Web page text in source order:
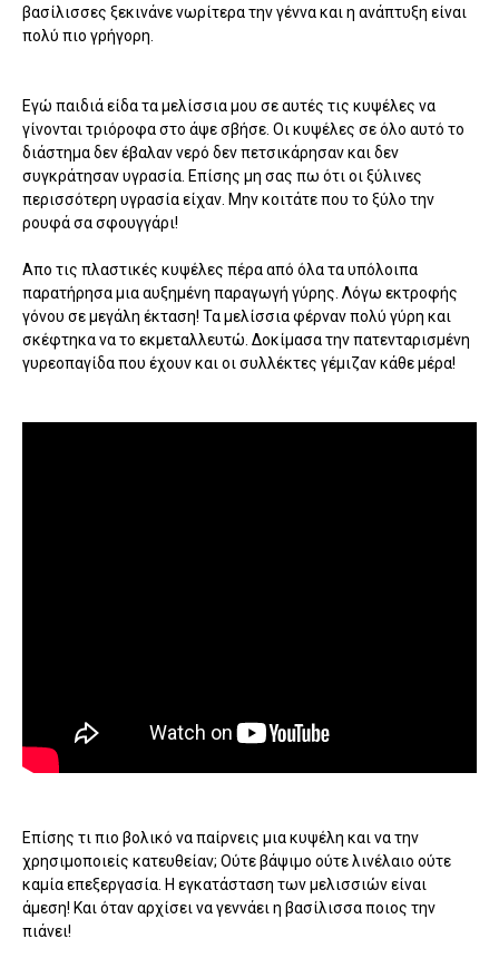
βασίλισσες ξεκινάνε νωρίτερα την γέννα και η ανάπτυξη είναι
πολύ πιο γρήγορη.
Εγώ παιδιά είδα τα μελίσσια μου σε αυτές τις κυψέλες να
γίνονται τριόροφα στο άψε σβήσε. Οι κυψέλες σε όλο αυτό το
διάστημα δεν έβαλαν νερό δεν πετσικάρησαν και δεν
συγκράτησαν υγρασία. Επίσης μη σας πω ότι οι ξύλινες
περισσότερη υγρασία είχαν. Μην κοιτάτε που το ξύλο την
ρουφά σα σφουγγάρι!
Απο τις πλαστικές κυψέλες πέρα από όλα τα υπόλοιπα
παρατήρησα μια αυξημένη παραγωγή γύρης. Λόγω εκτροφής
γόνου σε μεγάλη έκταση! Τα μελίσσια φέρναν πολύ γύρη και
σκέφτηκα να το εκμεταλλευτώ. Δοκίμασα την πατενταρισμένη
γυρεοπαγίδα που έχουν και οι συλλέκτες γέμιζαν κάθε μέρα!
Επίσης τι πιο βολικό να παίρνεις μια κυψέλη και να την
χρησιμοποιείς κατευθείαν; Ούτε βάψιμο ούτε λινέλαιο ούτε
καμία επεξεργασία. Η εγκατάσταση των μελισσιών είναι
άμεση! Και όταν αρχίσει να γεννάει η βασίλισσα ποιος την
πιάνει!